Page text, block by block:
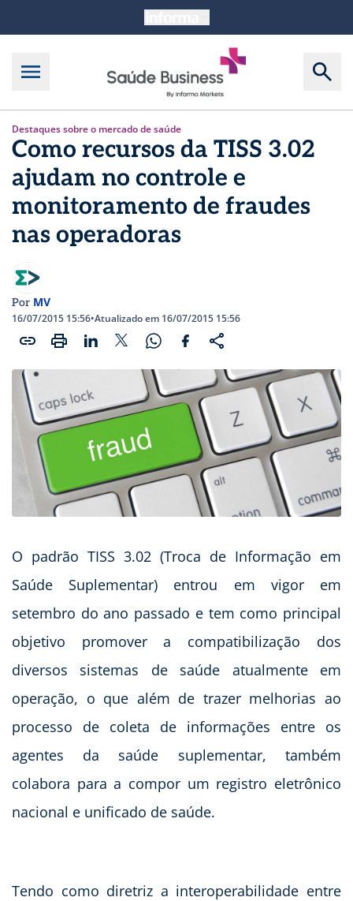
Destaques sobre o mercado de saúde
Como recursos da TISS 3.02
ajudam no controle e
monitoramento de fraudes
nas operadoras
Por MV
16/07/2015 15:56•Atualizado em 16/07/2015 15:56
O padrão TISS 3.02 (Troca de Informação em
Saúde Suplementar) entrou em vigor em
setembro do ano passado e tem como principal
objetivo promover a compatibilização dos
diversos sistemas de saúde atualmente em
operação, o que além de trazer melhorias ao
processo de coleta de informações entre os
agentes da saúde suplementar, também
colabora para a compor um registro eletrônico
nacional e unificado de saúde.
Tendo como diretriz a interoperabilidade entre